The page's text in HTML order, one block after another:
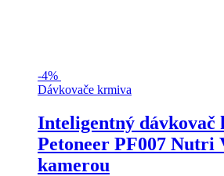
-4%
Dávkovače krmiva
Inteligentný dávkovač
Petoneer PF007 Nutri
kamerou